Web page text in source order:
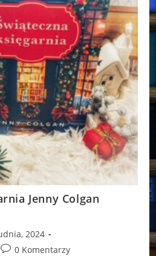
Jenny Colgan
2024
Post0 Komentarzy